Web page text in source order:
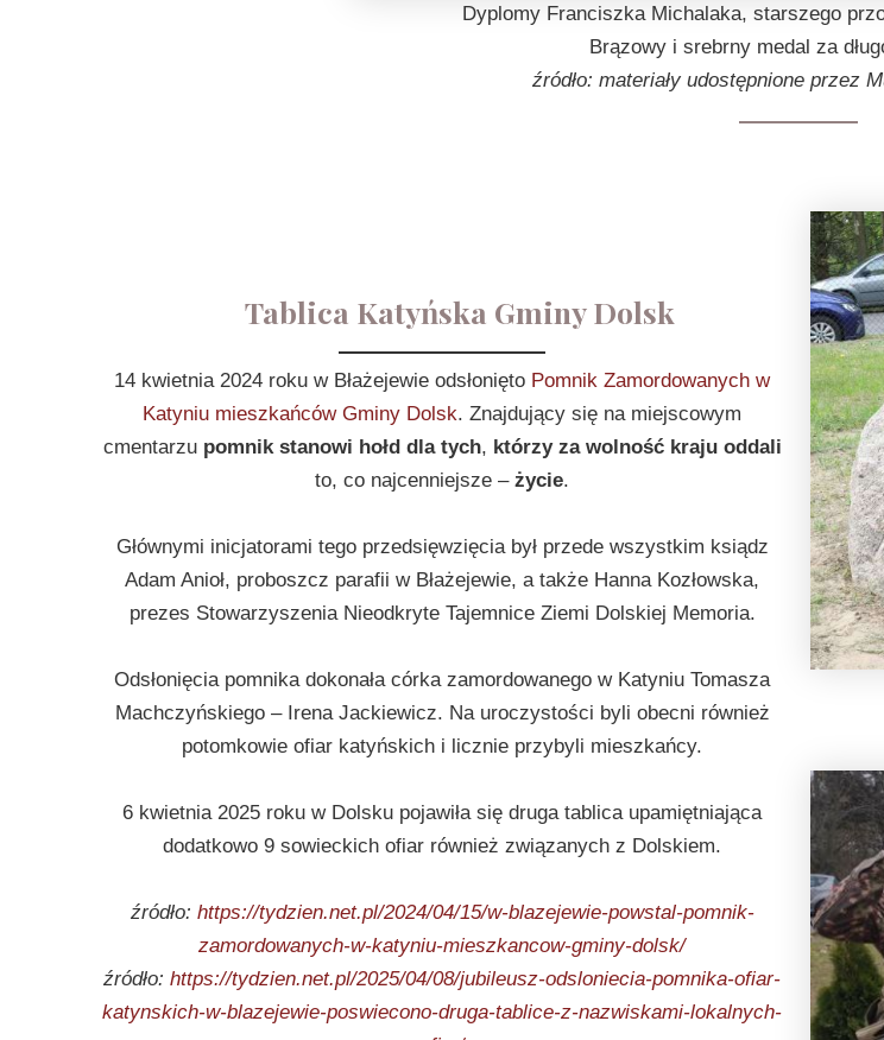
Dyplomy Franciszka Michalaka, starszego
Brązowy i srebrny medal za
źródło: materiały udostępnione przez
Tablica Katyńska Gminy Dolsk
14 kwietnia 2024 roku w Błażejewie odsłonięto Pomnik Zamordowanych w
Katyniu mieszkańców Gminy Dolsk. Znajdujący się na miejscowym
cmentarzu pomnik stanowi hołd dla tych, którzy za wolność kraju oddali
to, co najcenniejsze – życie.
Głównymi inicjatorami tego przedsięwzięcia był przede wszystkim ksiądz
Adam Anioł, proboszcz parafii w Błażejewie, a także Hanna Kozłowska,
prezes Stowarzyszenia Nieodkryte Tajemnice Ziemi Dolskiej Memoria.
Odsłonięcia pomnika dokonała córka zamordowanego w Katyniu Tomasza
Machczyńskiego – Irena Jackiewicz. Na uroczystości byli obecni również
potomkowie ofiar katyńskich i licznie przybyli mieszkańcy.
6 kwietnia 2025 roku w Dolsku pojawiła się druga tablica upamiętniająca
dodatkowo 9 sowieckich ofiar również związanych z Dolskiem.
źródło: https://tydzien.net.pl/2024/04/15/w-blazejewie-powstal-pomnik-
zamordowanych-w-katyniu-mieszkancow-gminy-dolsk/
źródło: https://tydzien.net.pl/2025/04/08/jubileusz-odsloniecia-pomnika-ofiar-
katynskich-w-blazejewie-poswiecono-druga-tablice-z-nazwiskami-lokalnych-